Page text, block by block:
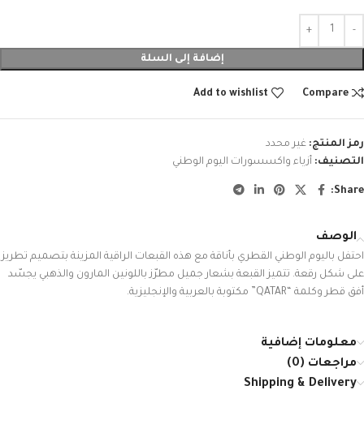
إضافة إلى السلة
Compare
Add to wishlist
رمز المنتج: غير محدد
التصنيف: أزياء واكسسورات اليوم الوطني
Share:
الوصف
احتفل باليوم الوطني القطري بأناقة مع هذه القبعات الراقية المزينة بتصميم تطريز
على شكل رقعة. تتميز القبعة بشعار جميل مطرّز باللونين المارون والذهبي يجسّد
أفق قطر وكلمة “QATAR” مكتوبة بالعربية والإنجليزية.
معلومات إضافية
مراجعات (0)
Shipping & Delivery